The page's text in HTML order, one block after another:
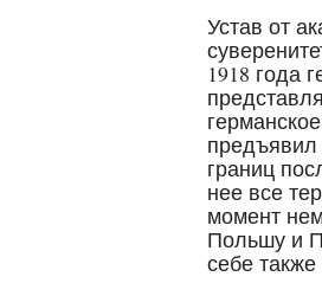
Устав от
1918 года
предъявил
границ
нее все
момент
Польшу и
себе